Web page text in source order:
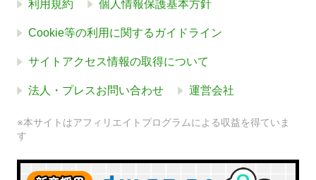
利用規約 個人情報保護基本方針
Cookie等の利用に関するガイドライン
サイトアクセス情報の取得について
法人・プレスお問い合わせ 運営会社
※本サイトはアフィリエイトプログラムによる収益を得ていま
す